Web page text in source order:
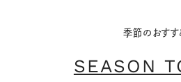
季節のおすす
SEASON